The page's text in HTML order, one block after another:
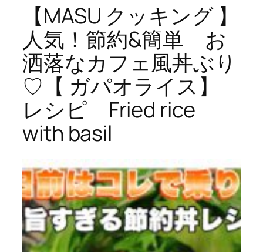
【MASU クッキング 】
人気！節約&簡単 お
洒落なカフェ風丼ぶり
♡【 ガパオライス】
レシピ Fried rice
with basil